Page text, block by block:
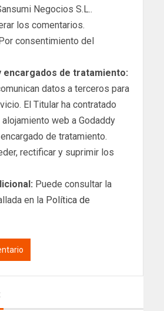
Negocios S.L..
los comentarios.
consentimiento del
encargados de tratamiento:
datos a terceros para
El Titular ha contratado
web a Godaddy
de tratamiento.
rectificar y suprimir los
Puede consultar la
en la Política de